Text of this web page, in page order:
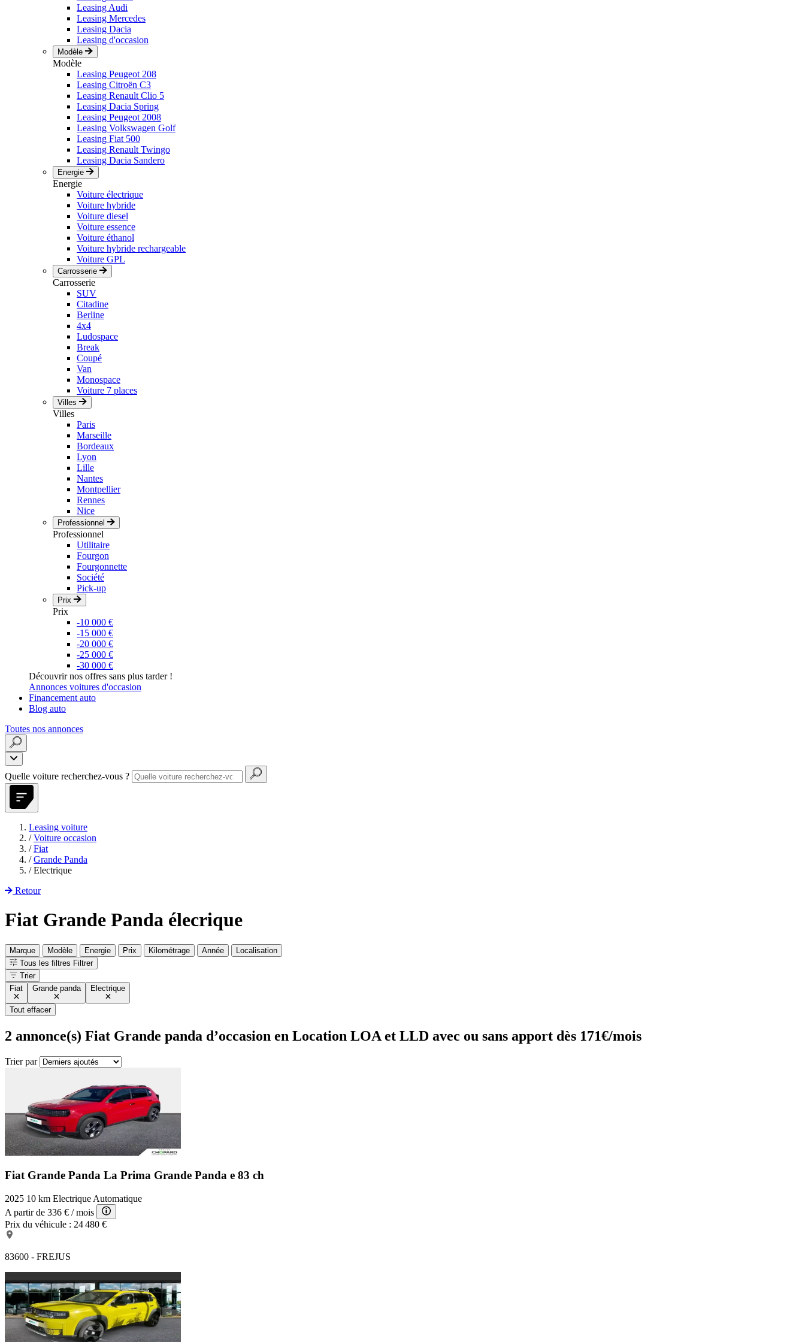
Leasing Audi
Leasing Mercedes
Leasing Dacia
Leasing d'occasion
Modèle
Modèle
Leasing Peugeot 208
Leasing Citroën C3
Leasing Renault Clio 5
Leasing Dacia Spring
Leasing Peugeot 2008
Leasing Volkswagen Golf
Leasing Fiat 500
Leasing Renault Twingo
Leasing Dacia Sandero
Energie
Energie
Voiture électrique
Voiture hybride
Voiture diesel
Voiture essence
Voiture éthanol
Voiture hybride rechargeable
Voiture GPL
Carrosserie
Carrosserie
SUV
Citadine
Berline
4x4
Ludospace
Break
Coupé
Van
Monospace
Voiture 7 places
Villes
Villes
Paris
Marseille
Bordeaux
Lyon
Lille
Nantes
Montpellier
Rennes
Nice
Professionnel
Professionnel
Utilitaire
Fourgon
Fourgonnette
Société
Pick-up
Prix
Prix
-10 000 €
-15 000 €
-20 000 €
-25 000 €
-30 000 €
Découvrir nos offres sans plus tarder !
Annonces voitures d'occasion
Financement auto
Blog auto
Toutes nos annonces
Quelle voiture recherchez-vous ?
Leasing voiture
/ Voiture occasion
/ Fiat
/ Grande Panda
/ Electrique
Retour
Fiat Grande Panda élecrique
Marque Modèle Energie Prix Kilométrage Année
Localisation
Tous les filtres Filtrer
Trier
Fiat
Grande panda Electrique
Tout effacer
2 annonce(s) Fiat Grande panda d’occasion en Location LOA et LLD avec ou sans apport dès 171€/mois
Trier par
Fiat Grande Panda La Prima Grande Panda e 83 ch
2025 10 km Electrique Automatique
A partir de 336 € / mois
Prix du véhicule : 24 480 €
83600 - FREJUS